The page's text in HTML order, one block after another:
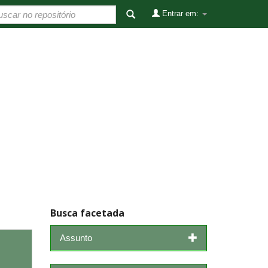
Entrar em:
Busca facetada
Assunto